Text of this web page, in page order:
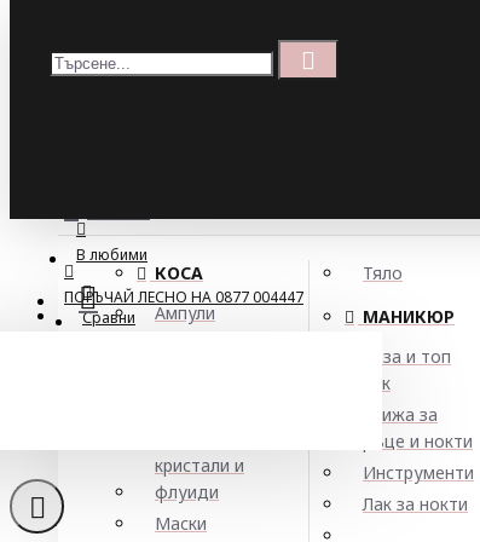
Кошница
В любими
Сравни
КОСА
Ампули
кристали и
флуиди
Маски
Тяло
МАНИКЮР
База и топ
лак
Грижа за
ръце и нокти
Инструменти
Лак за нокти
ПОРЪЧАЙ ЛЕСНО НА 0877 004447